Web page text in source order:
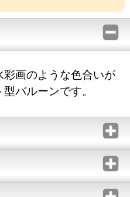
画のような色合いが
バルーンです。